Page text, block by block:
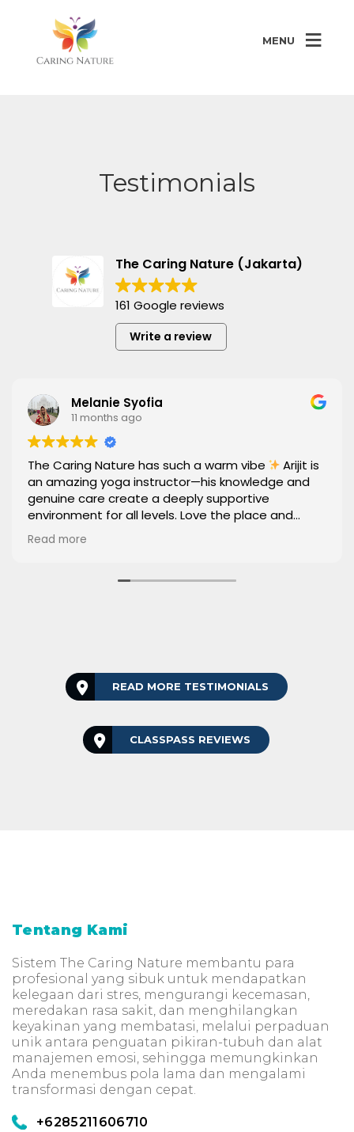
MENU
Testimonials
The Caring Nature (Jakarta)
161 Google reviews
Write a review
Melanie Syofia
11 months ago
The Caring Nature has such a warm vibe
Arijit is
an amazing yoga instructor—his knowledge and
genuine care create a deeply supportive
environment for all levels. Love the place and
every session here
Read more
READ MORE TESTIMONIALS
CLASSPASS REVIEWS
Tentang Kami
Sistem The Caring Nature membantu para
profesional yang sibuk untuk mendapatkan
kelegaan dari stres, mengurangi kecemasan,
meredakan rasa sakit, dan menghilangkan
keyakinan yang membatasi, melalui perpaduan
unik antara penguatan pikiran-tubuh dan alat
manajemen emosi, sehingga memungkinkan
Anda menembus pola lama dan mengalami
transformasi dengan cepat.
+6285211606710